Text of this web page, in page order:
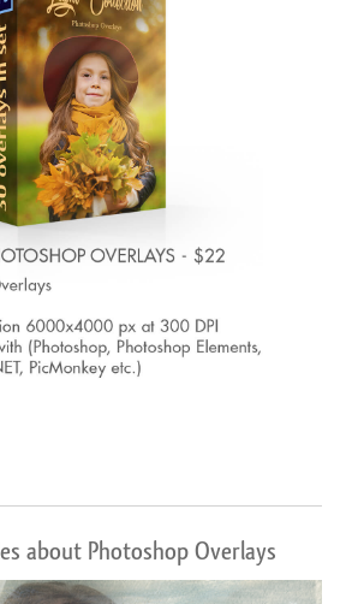
about Photoshop Overlays